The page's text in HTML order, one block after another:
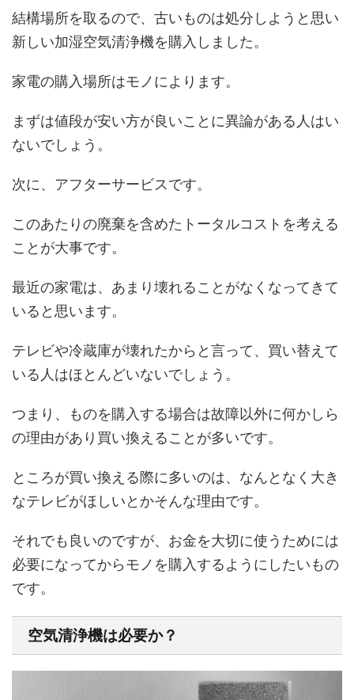
結構場所を取るので、古いものは処分しようと思い
新しい加湿空気清浄機を購入しました。
家電の購入場所はモノによります。
まずは値段が安い方が良いことに異論がある人はい
ないでしょう。
次に、アフターサービスです。
このあたりの廃棄を含めたトータルコストを考える
ことが大事です。
最近の家電は、あまり壊れることがなくなってきて
いると思います。
テレビや冷蔵庫が壊れたからと言って、買い替えて
いる人はほとんどいないでしょう。
つまり、ものを購入する場合は故障以外に何かしら
の理由があり買い換えることが多いです。
ところが買い換える際に多いのは、なんとなく大き
なテレビがほしいとかそんな理由です。
それでも良いのですが、お金を大切に使うためには
必要になってからモノを購入するようにしたいもの
です。
空気清浄機は必要か？